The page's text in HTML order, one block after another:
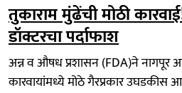
तुकाराम मुंढेंची मोठी
डॉक्टरचा पर्दाफाश
अन्न व औषध प्रशासन (FDA)ने नागपूर
कारवायांमध्ये मोठे गैरप्रकार